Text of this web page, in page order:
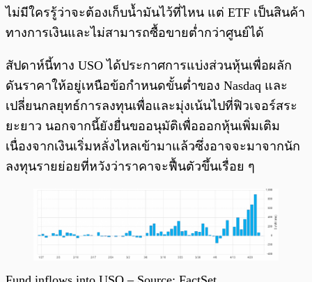
ไม่มีใครรู้ว่าจะต้องเก็บน้ำมันไว้ที่ไหน แต่ ETF เป็นสินค้า
ทางการเงินและไม่สามารถซื้อขายต่ำกว่าศูนย์ได้
สัปดาห์นี้ทาง USO ได้ประกาศการแบ่งส่วนหุ้นเพื่อผลัก
ดันราคาให้อยู่เหนือข้อกำหนดขั้นต่ำของ Nasdaq และ
เปลี่ยนกลยุทธ์การลงทุนเพื่อและมุ่งเน้นไปที่ฟิวเจอร์สระ
ยะยาว นอกจากนี้ยังยื่นขออนุมัติเพื่อออกหุ้นเพิ่มเติม
เนื่องจากเงินเริ่มหลั่งไหลเข้ามาแล้วซึ่งอาจจะมาจากนัก
ลงทุนรายย่อยที่หวังว่าราคาจะฟื้นตัวขึ้นเรื่อย ๆ